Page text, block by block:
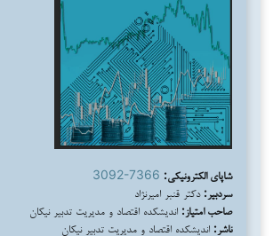
شاپای الکترونیکی: 3092-7366
سردبیر: دکتر قنبر امیرنژاد
صاحب امتیاز: اندیشکده اقتصاد و مدیریت تدبیر نیکان
ناشر: اندیشکده اقتصاد و مدیریت تدبیر نیکان